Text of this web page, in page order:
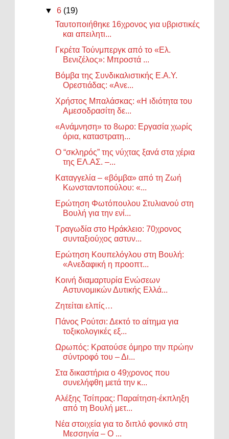
▼6 (19)
Ταυτοποιήθηκε 16χρονος για υβριστικές
και απειλητι...
Γκρέτα Τούνμπεργκ από το «Ελ.
Βενιζέλος»: Μπροστά ...
Βόμβα της Συνδικαλιστικής Ε.Α.Υ.
Ορεστιάδας: «Ανε...
Χρήστος Μπαλάσκας: «Η ιδιότητα του
Αμεσοδρασίτη δε...
«Ανάμνηση» το 8ωρο: Εργασία χωρίς
όρια, καταστρατη...
Ο “σκληρός” της νύχτας ξανά στα χέρια
της ΕΛ.ΑΣ. –...
Καταγγελία – «βόμβα» από τη Ζωή
Κωνσταντοπούλου: «...
Ερώτηση Φωτόπουλου Στυλιανού στη
Βουλή για την ενί...
Τραγωδία στο Ηράκλειο: 70χρονος
συνταξιούχος αστυν...
Ερώτηση Κουπελόγλου στη Βουλή:
«Ανεδαφική η προοπτ...
Κοινή διαμαρτυρία Ενώσεων
Αστυνομικών Δυτικής Ελλά...
Ζητείται ελπίς…
Πάνος Ρούτσι: Δεκτό το αίτημα για
τοξικολογικές εξ...
Ωρωπός: Κρατούσε όμηρο την πρώην
σύντροφό του – Δι...
Στα δικαστήρια ο 49χρονος που
συνελήφθη μετά την κ...
Αλέξης Τσίπρας: Παραίτηση-έκπληξη
από τη Βουλή μετ...
Νέα στοιχεία για το διπλό φονικό στη
Μεσσηνία – Ο ...